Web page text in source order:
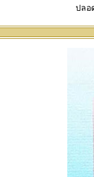
ปลอ